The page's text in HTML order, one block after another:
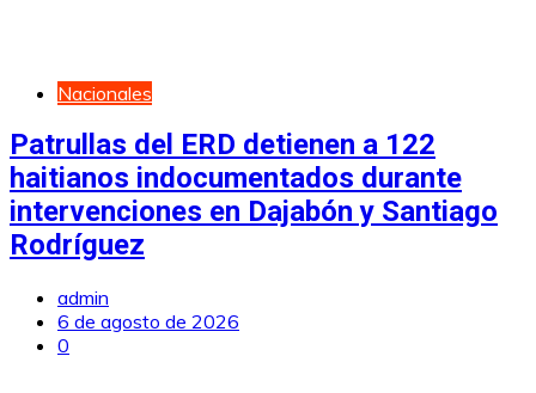
Nacionales
Patrullas del ERD detienen a 122
haitianos indocumentados durante
intervenciones en Dajabón y Santiago
Rodríguez
admin
6 de agosto de 2026
0